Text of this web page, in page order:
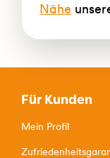
Nähe
Für Kunden
Mein Profil